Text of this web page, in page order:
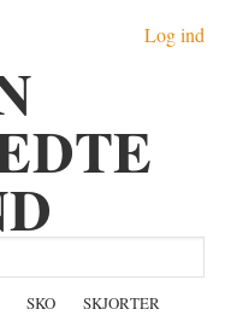
Log ind
SKO SKJORTER